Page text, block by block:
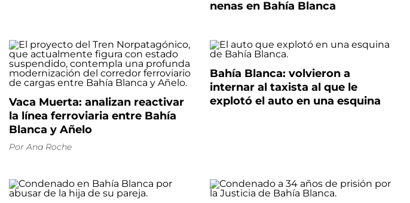
nenas en Bahía Blanca
Vaca Muerta: analizan reactivar
la línea ferroviaria entre Bahía
Blanca y Añelo
Por Ana Roche
Bahía Blanca: volvieron a
internar al taxista al que le
explotó el auto en una esquina